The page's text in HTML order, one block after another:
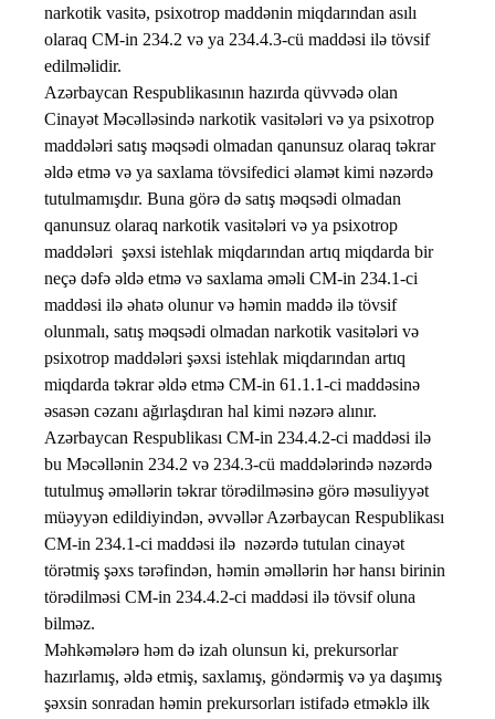
narkotik vasitə, psixotrop maddənin miqdarından asılı
olaraq CM-in 234.2 və ya 234.4.3-cü maddəsi ilə tövsif
edilməlidir.
Azərbaycan Respublikasının hazırda qüvvədə olan
Cinayət Məcəlləsində narkotik vasitələri və ya psixotrop
maddələri satış məqsədi olmadan qanunsuz olaraq təkrar
əldə etmə və ya saxlama tövsifedici əlamət kimi nəzərdə
tutulmamışdır. Buna görə də satış məqsədi olmadan
qanunsuz olaraq narkotik vasitələri və ya psixotrop
maddələri şəxsi istehlak miqdarından artıq miqdarda bir
neçə dəfə əldə etmə və saxlama əməli CM-in 234.1-ci
maddəsi ilə əhatə olunur və həmin maddə ilə tövsif
olunmalı, satış məqsədi olmadan narkotik vasitələri və
psixotrop maddələri şəxsi istehlak miqdarından artıq
miqdarda təkrar əldə etmə CM-in 61.1.1-ci maddəsinə
əsasən cəzanı ağırlaşdıran hal kimi nəzərə alınır.
Azərbaycan Respublikası CM-in 234.4.2-ci maddəsi ilə
bu Məcəllənin 234.2 və 234.3-cü maddələrində nəzərdə
tutulmuş əməllərin təkrar törədilməsinə görə məsuliyyət
müəyyən edildiyindən, əvvəllər Azərbaycan Respublikası
CM-in 234.1-ci maddəsi ilə nəzərdə tutulan cinayət
törətmiş şəxs tərəfindən, həmin əməllərin hər hansı birinin
törədilməsi CM-in 234.4.2-ci maddəsi ilə tövsif oluna
bilməz.
Məhkəmələrə həm də izah olunsun ki, prekursorlar
hazırlamış, əldə etmiş, saxlamış, göndərmiş və ya daşımış
şəxsin sonradan həmin prekursorları istifadə etməklə ilk